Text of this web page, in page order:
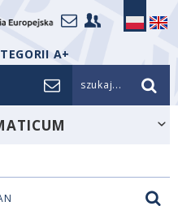
A+
szukaj...